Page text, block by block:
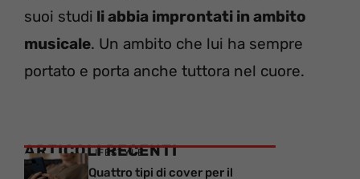
suoi studi li abbia improntati in ambito
musicale. Un ambito che lui ha sempre
portato e porta anche tuttora nel cuore.
ARTICOLI RECENTI
LIFESTYLE
Quattro tipi di cover per il